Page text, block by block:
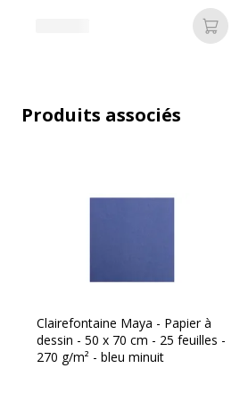
Produits associés
Clairefontaine Maya - Papier à
dessin - 50 x 70 cm - 25 feuilles -
270 g/m² - bleu minuit